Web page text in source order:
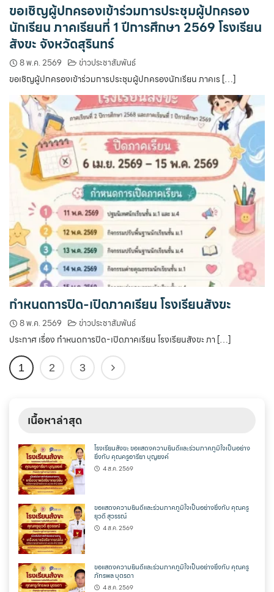
ขอเชิญผู้ปกครองเข้าร่วมการประชุมผู้ปกครอง
นักเรียน ภาคเรียนที่ 1 ปีการศึกษา 2569 โรงเรียน
สังขะ จังหวัดสุรินทร์
8 พ.ค. 2569 ข่าวประชาสัมพันธ์
ขอเชิญผู้ปกครองเข้าร่วมการประชุมผู้ปกครองนักเรียน ภาคเร […]
กำหนดการปิด-เปิดภาคเรียน โรงเรียนสังขะ
8 พ.ค. 2569 ข่าวประชาสัมพันธ์
ประกาศ เรื่อง กำหนดการปิด-เปิดภาคเรียน โรงเรียนสังขะ ภา […]
1 2 3
เนื้อหาล่าสุด
โรงเรียนสังขะ ขอแสดงความยินดีและร่วมภาคภูมิใจเป็นอย่าง
ยิ่งกับ คุณครูอารียา บุญยงค์
4 ส.ค. 2569
ขอแสดงความยินดีและร่วมภาคภูมิใจเป็นอย่างยิ่งกับ คุณครู
ยุวดี สุวรรณ์
4 ส.ค. 2569
ขอแสดงความยินดีและร่วมภาคภูมิใจเป็นอย่างยิ่งกับ คุณครู
ภัทรพล บุตรดา
4 ส.ค. 2569